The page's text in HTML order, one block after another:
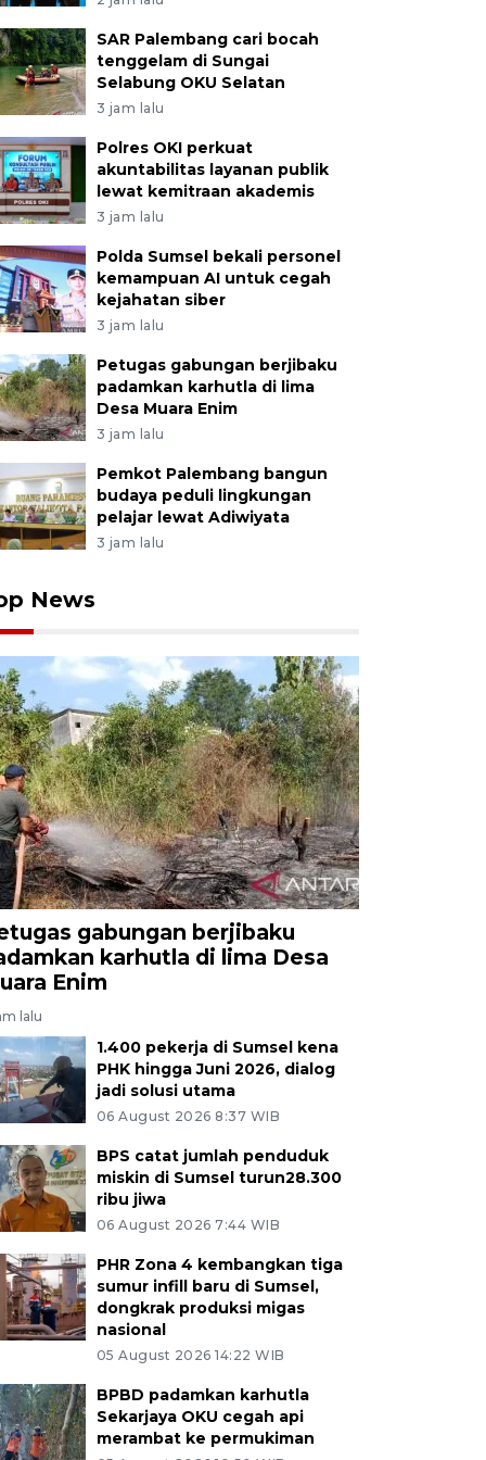
SAR Palembang cari bocah
tenggelam di Sungai
Selabung OKU Selatan
3 jam lalu
Polres OKI perkuat
akuntabilitas layanan publik
lewat kemitraan akademis
3 jam lalu
Polda Sumsel bekali personel
kemampuan AI untuk cegah
kejahatan siber
3 jam lalu
Petugas gabungan berjibaku
padamkan karhutla di lima
Desa Muara Enim
3 jam lalu
Pemkot Palembang bangun
budaya peduli lingkungan
pelajar lewat Adiwiyata
3 jam lalu
News
gabungan berjibaku
karhutla di lima Desa
Enim
lalu
1.400 pekerja di Sumsel kena
PHK hingga Juni 2026, dialog
jadi solusi utama
06 August 2026 8:37 WIB
BPS catat jumlah penduduk
miskin di Sumsel turun28.300
ribu jiwa
06 August 2026 7:44 WIB
PHR Zona 4 kembangkan tiga
sumur infill baru di Sumsel,
dongkrak produksi migas
nasional
05 August 2026 14:22 WIB
BPBD padamkan karhutla
Sekarjaya OKU cegah api
merambat ke permukiman